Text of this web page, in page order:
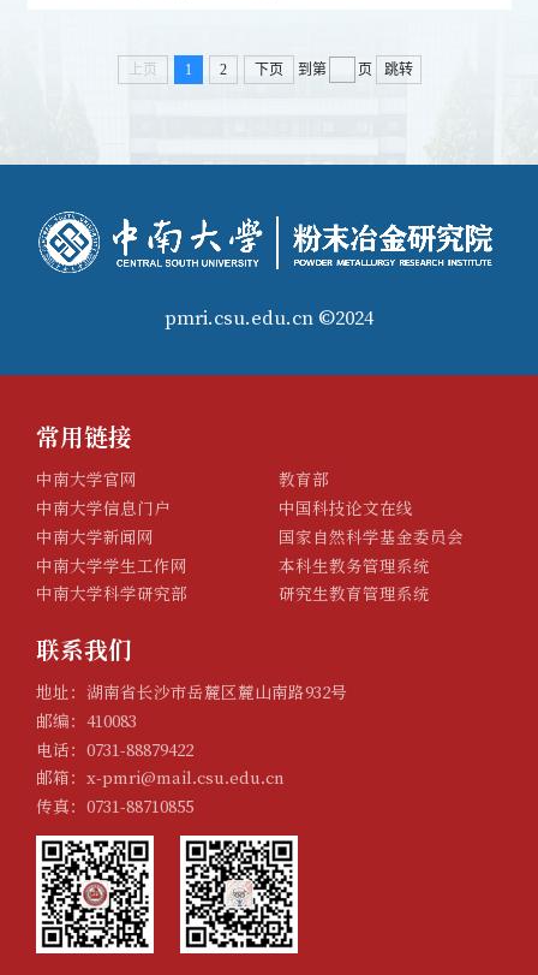
上页 1 2 下页 到第 页 跳转
pmri.csu.edu.cn ©2024
常用链接
中南大学官网
中南大学信息门户
中南大学新闻网
中南大学学生工作网
中南大学科学研究部
教育部
中国科技论文在线
国家自然科学基金委员会
本科生教务管理系统
研究生教育管理系统
联系我们
地址：湖南省长沙市岳麓区麓山南路932号
邮编：410083
电话：0731-88879422
邮箱：x-pmri@mail.csu.edu.cn
传真：0731-88710855